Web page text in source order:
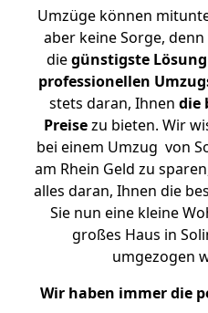
Umzüge können
aber keine Sorge,
diegünstigste Lösung
professionellen
stets daran, Ihnen die
Preisezu bieten. Wir
bei einem Umzug von
am Rhein Geld zu
alles daran, Ihnen die
Sie nun eine kleine
großes Haus in
umgezogen
Wir haben immer die